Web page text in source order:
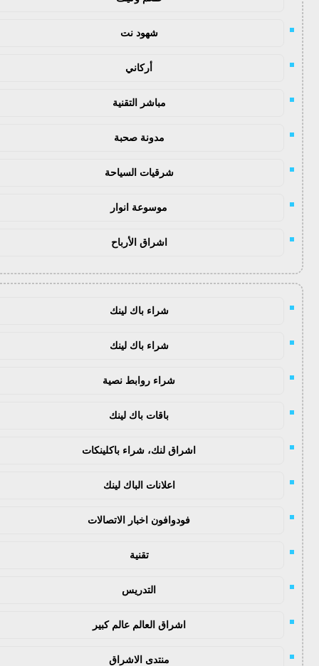
شهود نت
أركاني
مباشر التقنية
مدونة صحبة
شرقيات السياحة
موسوعة انوار
اشراق الأرباح
شراء باك لينك
شراء باك لينك
شراء روابط نصية
باقات باك لينك
اشراق لنك، شراء باكلينكات
اعلانات الباك لينك
فودوافون اخبار الاتصالات
تقنية
التدريس
اشراق العالم عالم كبير
منتدى الاشراق